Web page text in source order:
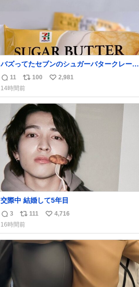
バズってたセブンのシュガーバタークレープ
うますぎて7NOWで買い溜め🛒💭
返
信
数
11
リ
ポ
ス
ト
数
100
い
ね
数
2,981
14時間前
交際中 結婚して5年目
返
信
数
3
リ
ポ
ス
ト
111
い
ね
数
4,716
16時間前